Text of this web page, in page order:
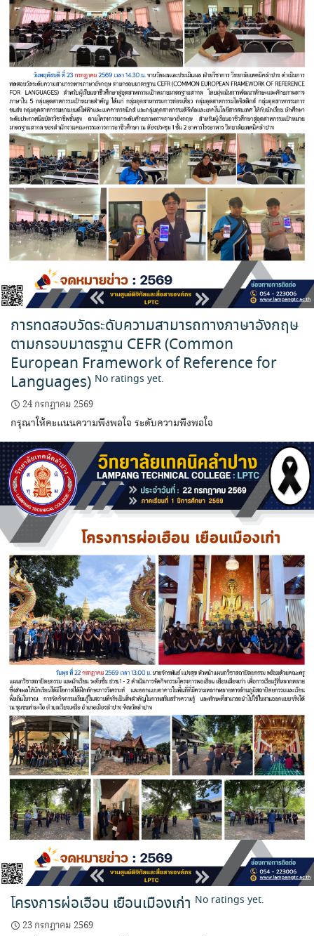
การทดสอบวัดระดับความสามารถทางภาษาอังกฤษ
ตามกรอบมาตรฐาน CEFR (Common
European Framework of Reference for
Languages) No ratings yet.
24 กรกฎาคม 2569
กรุณาให้คะแนนความพึงพอใจ ระดับความพึงพอใจ
โครงการผ่อเฮือน เยือนเมืองเก่า No ratings yet.
23 กรกฎาคม 2569